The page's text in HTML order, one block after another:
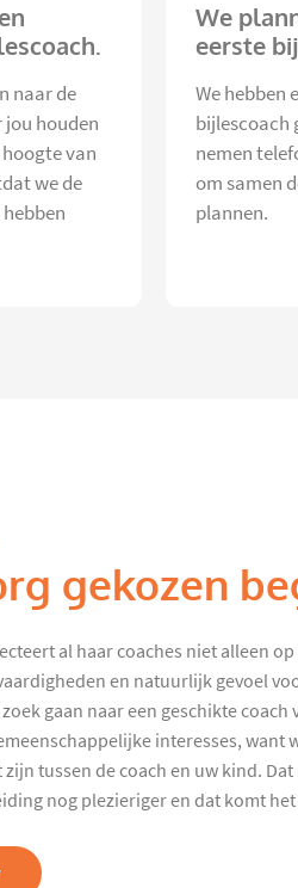
naar de
houden
van
we de
We
eerste
We hebben
bijlescoach
nemen
om samen
plannen.
gekozen
al haar coaches niet alleen
en natuurlijk gevoel
gaan naar een geschikte coach
interesses, want
tussen de coach en uw kind.
nog plezieriger en dat komt